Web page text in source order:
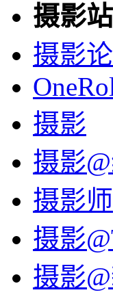
摄影
摄影
摄影
摄影
摄影师
摄影
摄影